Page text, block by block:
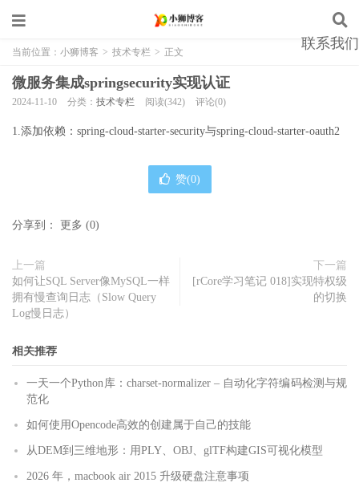
联系我们
当前位置： 小狮博客 > 技术专栏 > 正文
微服务集成springsecurity实现认证
2024-11-10 分类： 技术专栏 阅读(342) 评论(0)
1.添加依赖：spring-cloud-starter-security与spring-cloud-starter-oauth2
赞(0)
分享到： 更多 (0)
上一篇
如何让SQL Server像MySQL一样
拥有慢查询日志（Slow Query
Log慢日志）
下一篇
[rCore学习笔记 018]实现特权级
的切换
相关推荐
一天一个Python库：charset-normalizer – 自动化字符编码检测与规
范化
如何使用Opencode高效的创建属于自己的技能
从DEM到三维地形：用PLY、OBJ、glTF构建GIS可视化模型
2026 年，macbook air 2015 升级硬盘注意事项